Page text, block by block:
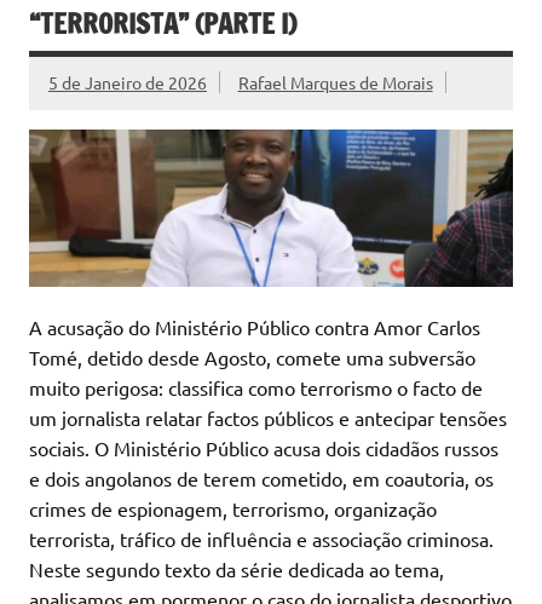
“TERRORISTA” (PARTE I)
5 de Janeiro de 2026 Rafael Marques de Morais
A acusação do Ministério Público contra Amor Carlos
Tomé, detido desde Agosto, comete uma subversão
muito perigosa: classifica como terrorismo o facto de
um jornalista relatar factos públicos e antecipar tensões
sociais. O Ministério Público acusa dois cidadãos russos
e dois angolanos de terem cometido, em coautoria, os
crimes de espionagem, terrorismo, organização
terrorista, tráfico de influência e associação criminosa.
Neste segundo texto da série dedicada ao tema,
analisamos em pormenor o caso do jornalista desportivo